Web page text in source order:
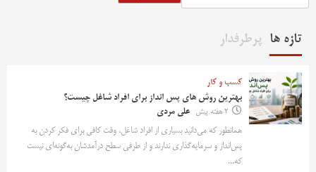
تازه ها پرطرفدار
کسب و کار
بهترین روش‌ های پس‌ انداز برای افراد شاغل چیست؟
2 هفته پیش
علی مردی
همانطور که می‌دانید بسیاری از افراد شاغل، وقت کافی برای فکر کردن به
پس‌انداز و سرمایه‌گذاری ندارند و از طرفی سطح درآمدشان به‌گونه‌ای نیست
که...